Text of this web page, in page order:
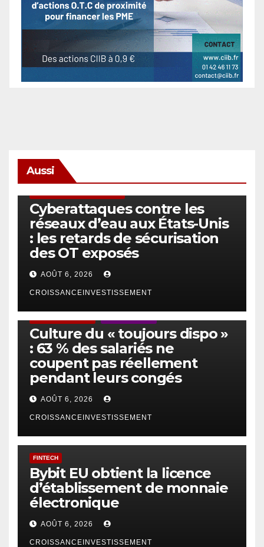
Aussi
Cyberattaques contre les
réseaux d’eau aux États-Unis
: les retards de sécurisation
des OT exposés
AOÛT 6, 2026
CROISSANCEINVESTISSEMENT
Culture du « toujours dispo »
: 63 % des salariés ne
coupent pas réellement
pendant leurs congés
AOÛT 6, 2026
CROISSANCEINVESTISSEMENT
FINTECH
Bybit EU obtient la licence
d’établissement de monnaie
électronique
AOÛT 6, 2026
CROISSANCEINVESTISSEMENT